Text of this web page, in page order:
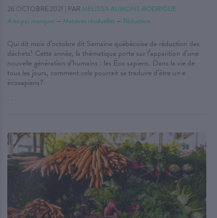
26 OCTOBRE 2021 | PAR MÉLISSA AUMONT-RODRIGUE
À ne pas manquer — Matières résiduelles — Réduction
Qui dit mois d’octobre dit Semaine québécoise de réduction des
déchets! Cette année, la thématique porte sur l’apparition d’une
nouvelle génération d’humains : les Éco sapiens. Dans la vie de
tous les jours, comment cela pourrait se traduire d’être un·e
écosapiens?
. . .